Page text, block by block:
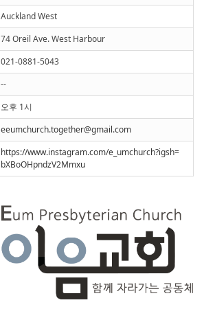
Auckland West
74 Oreil Ave. West Harbour
021-0881-5043
--
오후 1시
eeumchurch.together@gmail.com
https://www.instagram.com/e_umchurch?igsh=
bXBoOHpndzV2Mmxu